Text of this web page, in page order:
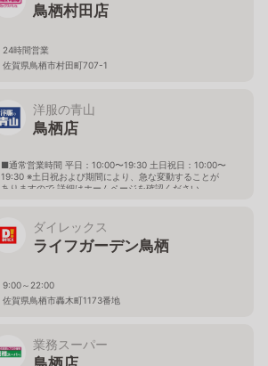
鳥栖村田店
24時間営業
佐賀県鳥栖市村田町707-1
洋服の青山
鳥栖店
■通常営業時間 平日：10:00〜19:30 土日祝日：10:00〜
19:30 ※土日祝および期間により、急な変動することが
ありますので 詳細はホームページを確認ください
ダイレックス
ライフガーデン鳥栖
9:00～22:00
佐賀県鳥栖市轟木町1173番地
業務スーパー